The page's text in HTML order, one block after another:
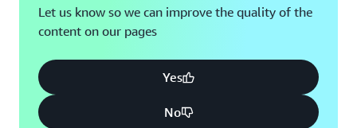
Let us know so we can improve the quality of the
content on our pages
Yes
No